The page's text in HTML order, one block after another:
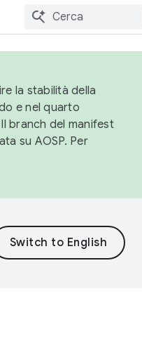
la stabilità della
e nel quarto
Il branch del manifest
su AOSP. Per